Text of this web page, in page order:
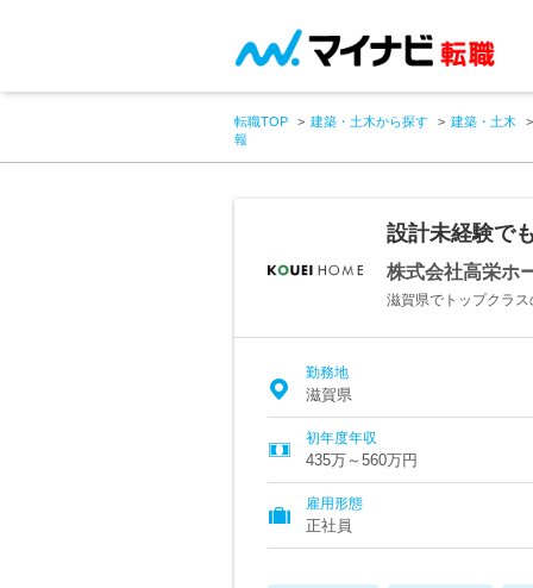
転職TOP 建築・土木から探す
建築・土木
報
設計未経験で
株式会社高栄ホ
滋賀県でトップクラ
勤務地
滋賀県
初年度年収
435万～560万円
雇用形態
正社員